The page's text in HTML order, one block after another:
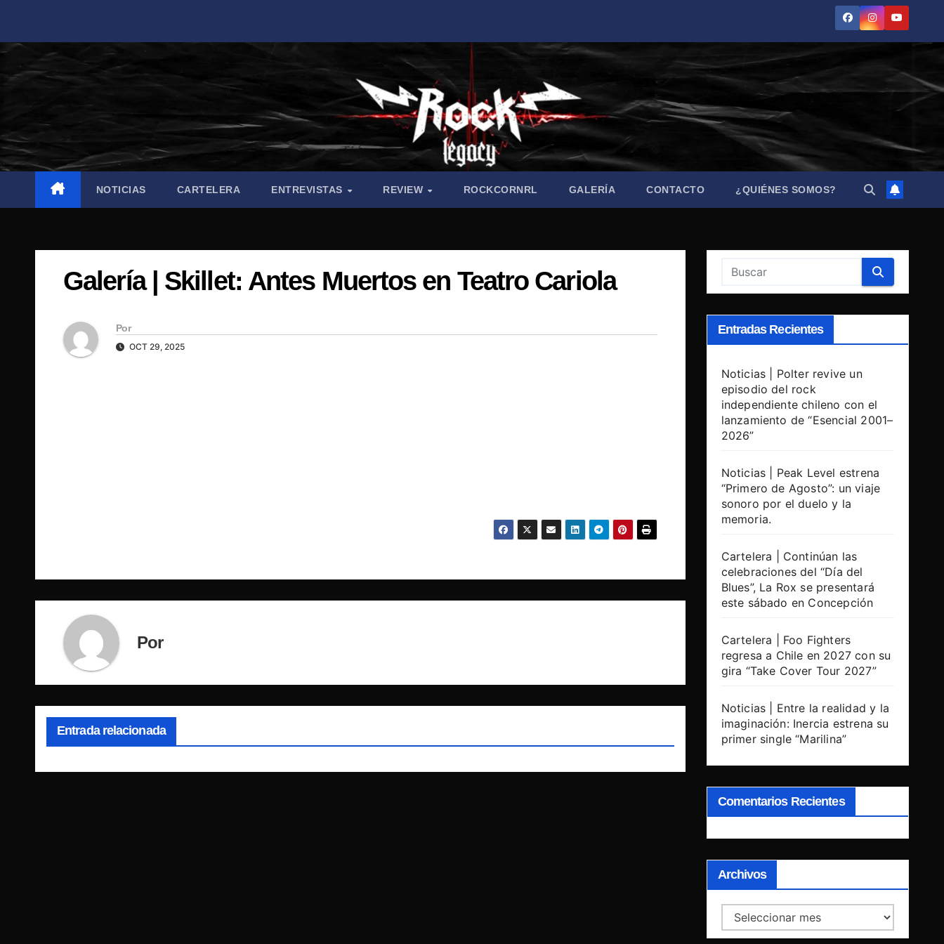
contenido
NOTICIAS CARTELERA ENTREVISTAS REVIEW ROCKCORNRL GALERÍA CONTACTO ¿QUIÉNES SOMOS?
Galería | Skillet: Antes Muertos en Teatro Cariola
Por
OCT 29, 2025
Por
Entrada relacionada
Entradas Recientes
Noticias | Polter revive un
episodio del rock
independiente chileno con el
lanzamiento de “Esencial 2001–
2026”
Noticias | Peak Level estrena
“Primero de Agosto”: un viaje
sonoro por el duelo y la
memoria.
Cartelera | Continúan las
celebraciones del “Día del
Blues”, La Rox se presentará
este sábado en Concepción
Cartelera | Foo Fighters
regresa a Chile en 2027 con su
gira “Take Cover Tour 2027”
Noticias | Entre la realidad y la
imaginación: Inercia estrena su
primer single “Marilina”
Comentarios Recientes
Archivos
Archivos